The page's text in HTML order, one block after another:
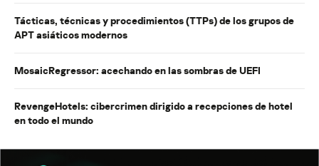
Tácticas, técnicas y procedimientos (TTPs) de los grupos de
APT asiáticos modernos
MosaicRegressor: acechando en las sombras de UEFI
RevengeHotels: cibercrimen dirigido a recepciones de hotel
en todo el mundo